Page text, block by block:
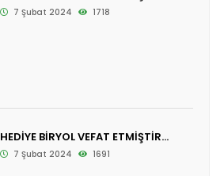
7 Şubat 2024 1718
HEDİYE BİRYOL VEFAT ETMİŞTİR...
7 Şubat 2024 1691